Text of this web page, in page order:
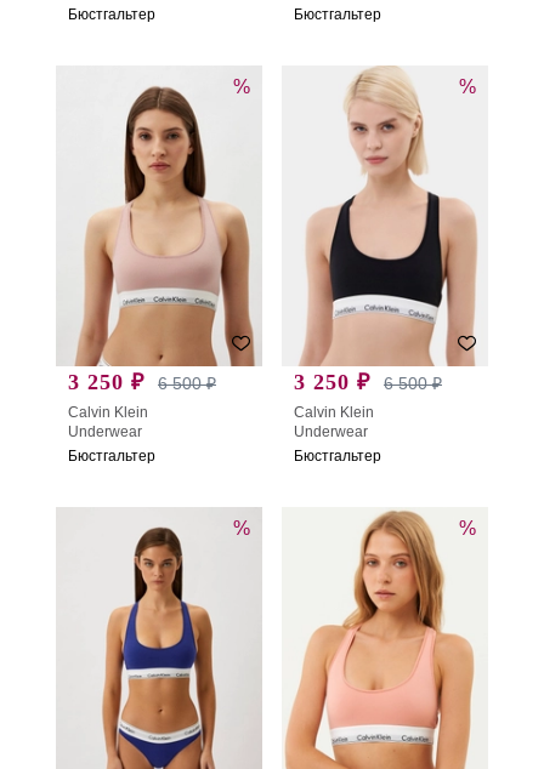
Бюстгальтер
Бюстгальтер
%
3 250 ₽ 6 500 ₽
Calvin Klein
Underwear
Бюстгальтер
%
3 250 ₽ 6 500 ₽
Calvin Klein
Underwear
Бюстгальтер
% %